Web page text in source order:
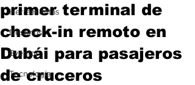
Herramientas
Destinos
Eventos
Tecnología
primer terminal de
check-in remoto en
Dubái para pasajeros
de cruceros